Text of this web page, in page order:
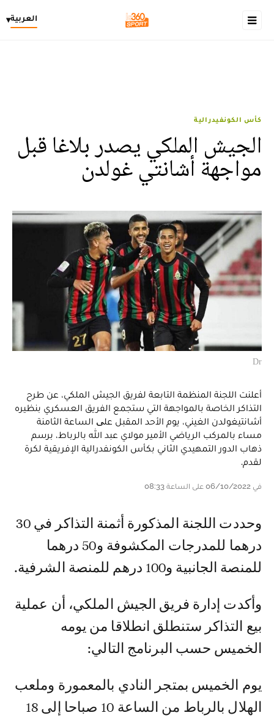
العربية▾
كأس الكونفيدرالية
الجيش الملكي يصدر بلاغا قبل
مواجهة أشانتي غولدن
Dr
أعلنت اللجنة المنظمة التابعة لفريق الجيش الملكي، عن طرح
التذاكر الخاصة بالمواجهة التي ستجمع الفريق العسكري بنظيره
أشانتيغولدن الغيني، يوم الأحد المقبل علی الساعة الثامنة
مساء بالمركب الرياضي الأمير مولاي عبد الله بالرباط، برسم
ذهاب الدور التمهيدي الثاني بكأس الكونفدرالية الإفريقية لكرة
لقدم.
في 06/10/2022 على الساعة 08:33
وحددت اللجنة المذكورة أثمنة التذاكر في 30
درهما للمدرجات المكشوفة و50 درهما
للمنصة الجانبية و100 درهم للمنصة الشرفية.
وأكدت إدارة فريق الجيش الملكي، أن عملية
بيع التذاكر ستنطلق انطلاقا من يومه
الخميس حسب البرنامج التالي:
يوم الخميس بمتجر النادي بالمعمورة وملعب
الهلال بالرباط من الساعة 10 صباحا إلى 18